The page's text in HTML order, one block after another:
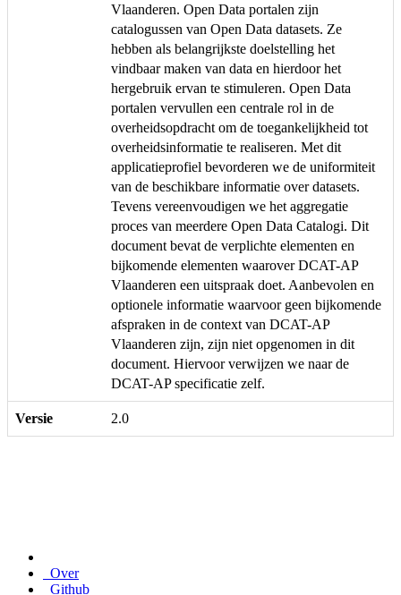
Vlaanderen. Open Data portalen zijn
catalogussen van Open Data datasets. Ze
hebben als belangrijkste doelstelling het
vindbaar maken van data en hierdoor het
hergebruik ervan te stimuleren. Open Data
portalen vervullen een centrale rol in de
overheidsopdracht om de toegankelijkheid tot
overheidsinformatie te realiseren. Met dit
applicatieprofiel bevorderen we de uniformiteit
van de beschikbare informatie over datasets.
Tevens vereenvoudigen we het aggregatie
proces van meerdere Open Data Catalogi. Dit
document bevat de verplichte elementen en
bijkomende elementen waarover DCAT-AP
Vlaanderen een uitspraak doet. Aanbevolen en
optionele informatie waarvoor geen bijkomende
afspraken in de context van DCAT-AP
Vlaanderen zijn, zijn niet opgenomen in dit
document. Hiervoor verwijzen we naar de
DCAT-AP specificatie zelf.
Versie 2.0
Over
Github